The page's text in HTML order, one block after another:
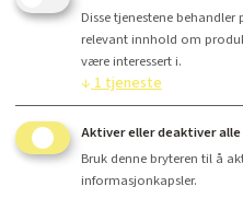
Produsent tekst
Disse tjenestene
relevant innhold om
være interessert i.
↓ 1tjeneste
Aktiver eller deaktiver
Bruk denne bryteren til å
informasjonkapsler.